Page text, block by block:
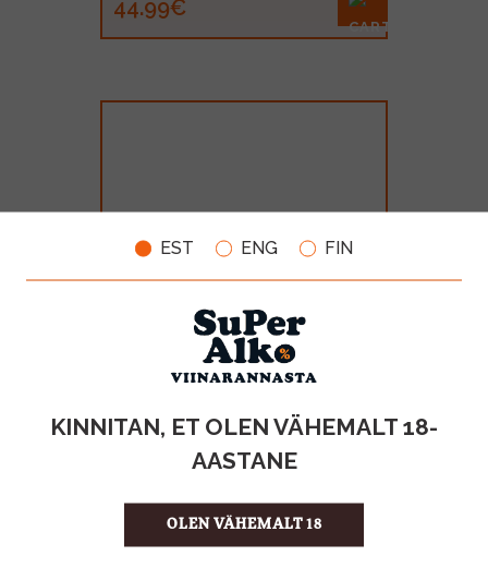
EST ENG FIN
KINNITAN, ET OLEN VÄHEMALT 18-
AASTANE
OLEN VÄHEMALT 18
44.99€
Imperial XII XO 36% 50cl
MAHT
0.5l
TOOTE LIIK
Brandy